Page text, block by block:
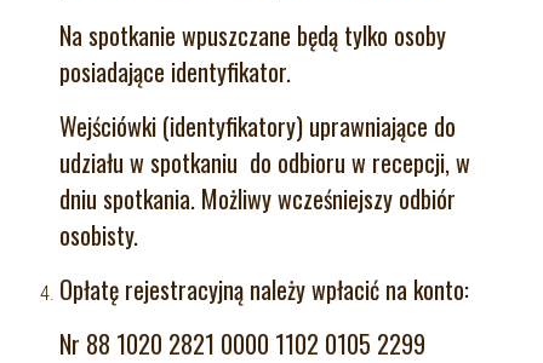
Na spotkanie wpuszczane będą tylko osoby
posiadające identyfikator.
Wejściówki (identyfikatory) uprawniające do
udziału w spotkaniu do odbioru w recepcji, w
dniu spotkania. Możliwy wcześniejszy odbiór
osobisty.
Opłatę rejestracyjną należy wpłacić na konto:
Nr 88 1020 2821 0000 1102 0105 2299